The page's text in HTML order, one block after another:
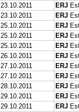
23.10.2011
ERJ
23.10.2011
ERJ
25.10.2011
ERJ
25.10.2011
ERJ
25.10.2011
ERJ
26.10.2011
ERJ
27.10.2011
ERJ
27.10.2011
ERJ
28.10.2011
ERJ
29.10.2011
ERJ
29.10.2011
ERJ